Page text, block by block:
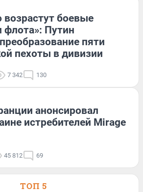
возрастут боевые
Путин
пяти
пехоты в дивизии
7 342 130
анонсировал
истребителей Mirage
45 812 69
ТОП 5